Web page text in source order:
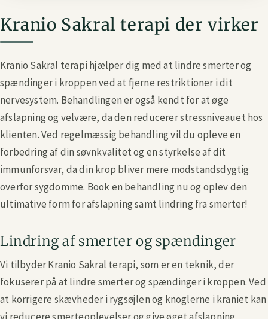
Kranio Sakral terapi der virker
Kranio Sakral terapi hjælper dig med at lindre smerter og
spændinger i kroppen ved at fjerne restriktioner i dit
nervesystem. Behandlingen er også kendt for at øge
afslapning og velvære, da den reducerer stressniveauet hos
klienten. Ved regelmæssig behandling vil du opleve en
forbedring af din søvnkvalitet og en styrkelse af dit
immunforsvar, da din krop bliver mere modstandsdygtig
overfor sygdomme. Book en behandling nu og oplev den
ultimative form for afslapning samt lindring fra smerter!
Lindring af smerter og spændinger
Vi tilbyder Kranio Sakral terapi, som er en teknik, der
fokuserer på at lindre smerter og spændinger i kroppen. Ved
at korrigere skævheder i rygsøjlen og knoglerne i kraniet kan